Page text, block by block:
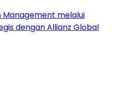
Management melalui
dengan Allianz Global